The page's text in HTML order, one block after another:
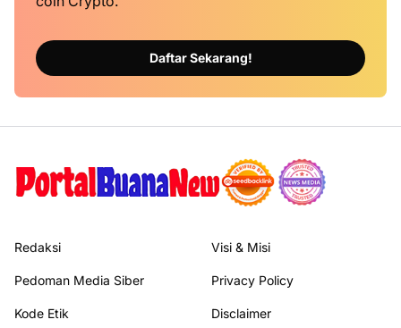
Daftar Sekarang!
Redaksi Visi & Misi
Pedoman Media Siber Privacy Policy
Kode Etik Disclaimer